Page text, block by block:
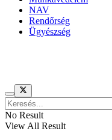
NAV
Rendőrség
Ügyészség
No Result
View All Result